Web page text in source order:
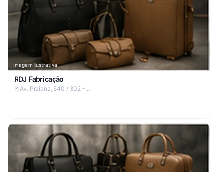
Imagem ilustrativa
RDJ Fabricação
Av. Praiana, 540 / 302 -…